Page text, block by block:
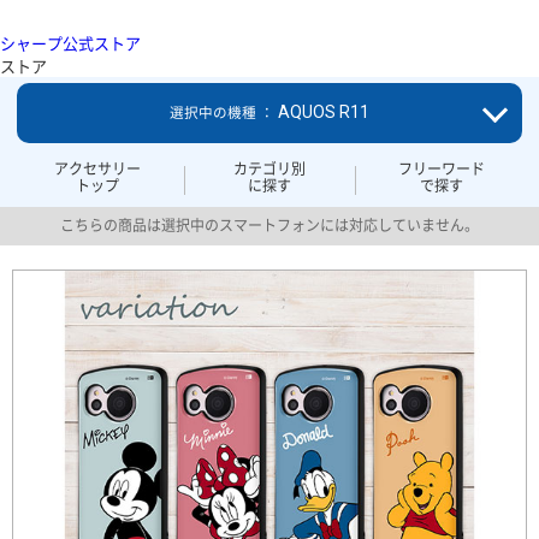
シャープ公式ストア
ストア
アクセサリー
トップ
カテゴリ別
に探す
フリーワード
で探す
選択中の機種 ： AQUOS R11
こちらの商品は選択中のスマートフォンには対応していません。